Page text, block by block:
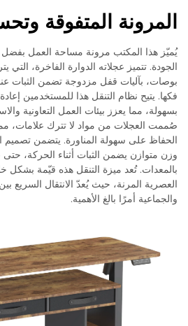
المرونة المتفوقة
يُميّز هذا المكتب مرونة مساحة العمل بفضل
بوصات، بآليات قفل مزدوجة تضمن الثبات
فكها. يتيح نظام التنقل هذا للمستخدمين
بسهولة، مما يعزز بيئات العمل التعاونية
صُممت العجلات من مواد لا تترك علامات،
الحفاظ على سهولة المناورة. يتضمن
وزن متوازن يضمن الثبات أثناء الحركة، حتى
بالمعدات. تُعد ميزة التنقل هذه قيّمة
العصرية المرنة، حيث يُعدّ الانتقال السريع
والجماعية أمرًا بالغ الأهمية.